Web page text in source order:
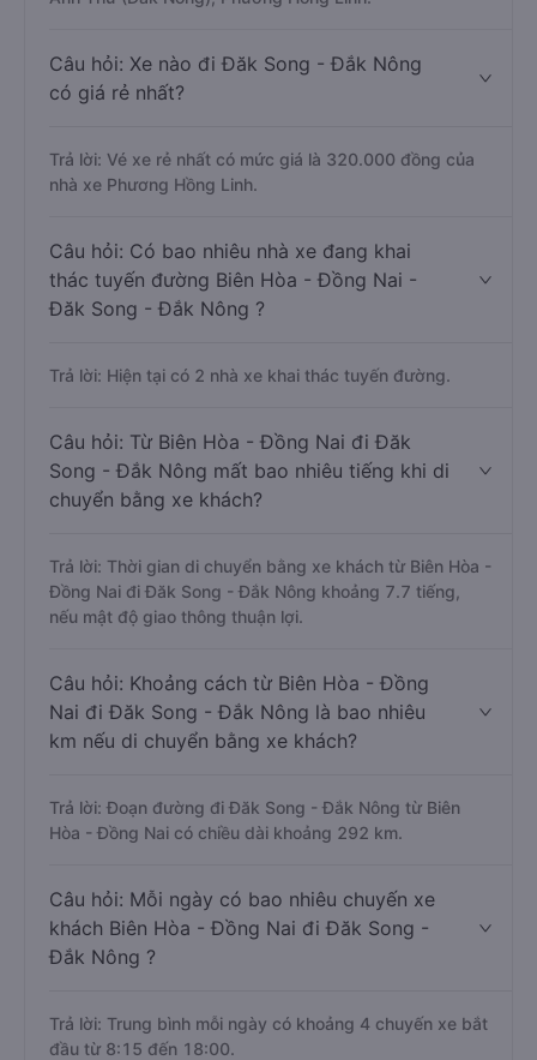
Câu hỏi: Xe nào đi Đăk Song - Đắk Nông
có giá rẻ nhất?
Trả lời: Vé xe rẻ nhất có mức giá là 320.000 đồng của
nhà xe Phương Hồng Linh.
Câu hỏi: Có bao nhiêu nhà xe đang khai
thác tuyến đường Biên Hòa - Đồng Nai -
Đăk Song - Đắk Nông ?
Trả lời: Hiện tại có 2 nhà xe khai thác tuyến đường.
Câu hỏi: Từ Biên Hòa - Đồng Nai đi Đăk
Song - Đắk Nông mất bao nhiêu tiếng khi di
chuyển bằng xe khách?
Trả lời: Thời gian di chuyển bằng xe khách từ Biên Hòa -
Đồng Nai đi Đăk Song - Đắk Nông khoảng 7.7 tiếng,
nếu mật độ giao thông thuận lợi.
Câu hỏi: Khoảng cách từ Biên Hòa - Đồng
Nai đi Đăk Song - Đắk Nông là bao nhiêu
km nếu di chuyển bằng xe khách?
Trả lời: Đoạn đường đi Đăk Song - Đắk Nông từ Biên
Hòa - Đồng Nai có chiều dài khoảng 292 km.
Câu hỏi: Mỗi ngày có bao nhiêu chuyến xe
khách Biên Hòa - Đồng Nai đi Đăk Song -
Đắk Nông ?
Trả lời: Trung bình mỗi ngày có khoảng 4 chuyến xe bắt
đầu từ 8:15 đến 18:00.